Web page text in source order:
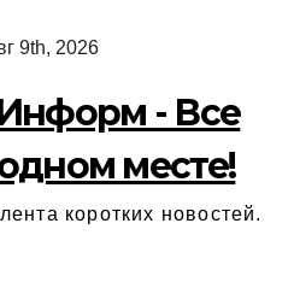
9th, 2026
- Все
месте!
коротких новостей.